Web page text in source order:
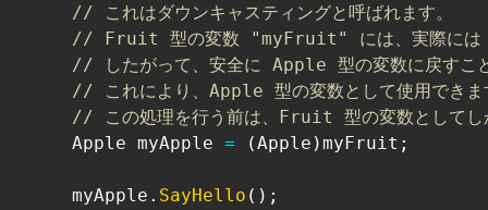
// これはダウンキャスティングと呼ばれます。
// Fruit 型の変数 "myFruit" には、実際には
// したがって、安全に Apple 型の変数に戻すこと
// これにより、Apple 型の変数として使用できま
// この処理を行う前は、Fruit 型の変数としてしか
Apple myApple = (Apple )myFruit ;
myApple
. SayHello ( ) ;